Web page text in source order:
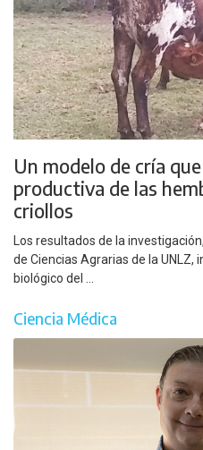
Un modelo de cría
productiva de las
criollos
Los resultados de la
de Ciencias Agrarias de la
biológico del ...
Ciencia Médica